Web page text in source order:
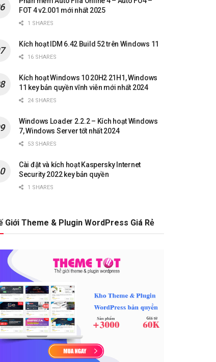
FOT 4 v2.001 mới nhất 2025
1 SHARES
Kích hoạt IDM 6.42 Build 52 trên Windows 11
16 SHARES
Kích hoạt Windows 10 20H2 21H1, Windows
11 key bản quyền vĩnh viễn mới nhất 2024
24 SHARES
Windows Loader 2.2.2 – Kích hoạt Windows
7, Windows Server tốt nhất 2024
53 SHARES
Cài đặt và kích hoạt Kaspersky Internet
Security 2022 key bản quyền
1 SHARES
Giới Theme & Plugin WordPress Giá Rẻ